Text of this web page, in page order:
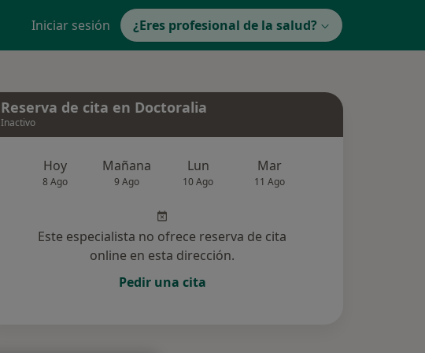
Iniciar sesión ¿Eres profesional de la salud?
Reserva de cita en Doctoralia
Inactivo
Hoy
8 Ago
Mañana
9 Ago
Lun
10 Ago
Mar
11 Ago
Este especialista no ofrece reserva de cita
online en esta dirección.
Pedir una cita